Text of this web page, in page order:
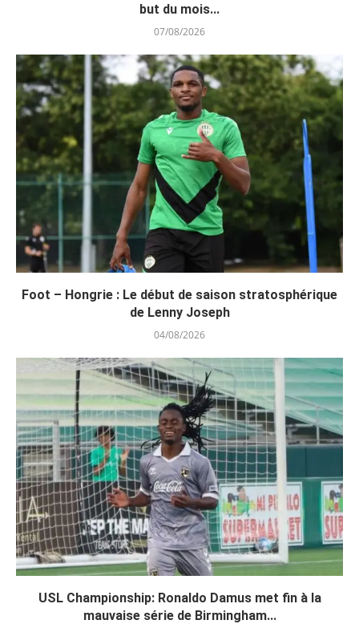
but du mois...
07/08/2026
Foot – Hongrie : Le début de saison stratosphérique
de Lenny Joseph
04/08/2026
USL Championship: Ronaldo Damus met fin à la
mauvaise série de Birmingham...